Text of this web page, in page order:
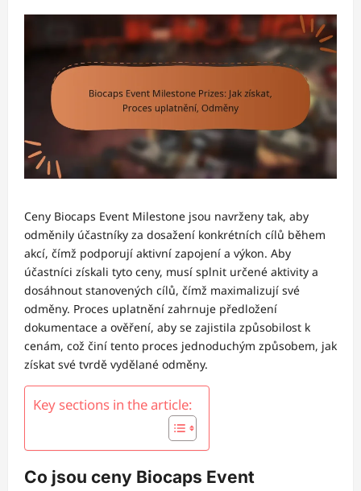
Ceny Biocaps Event Milestone jsou navrženy tak, aby
odměnily účastníky za dosažení konkrétních cílů během
akcí, čímž podporují aktivní zapojení a výkon. Aby
účastníci získali tyto ceny, musí splnit určené aktivity a
dosáhnout stanovených cílů, čímž maximalizují své
odměny. Proces uplatnění zahrnuje předložení
dokumentace a ověření, aby se zajistila způsobilost k
cenám, což činí tento proces jednoduchým způsobem, jak
získat své tvrdě vydělané odměny.
Key sections in the article:
Co jsou ceny Biocaps Event